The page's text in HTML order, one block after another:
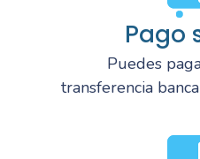
Pago
Puedes
transferencia